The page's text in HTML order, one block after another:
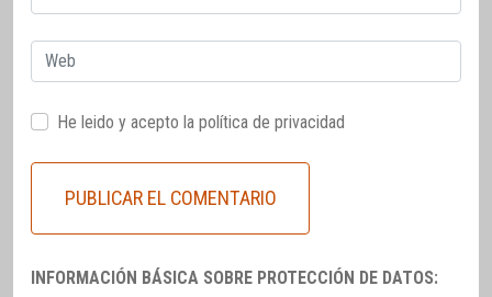
electrónico
Web
He leido y acepto la política de privacidad
INFORMACIÓN BÁSICA SOBRE PROTECCIÓN DE DATOS: